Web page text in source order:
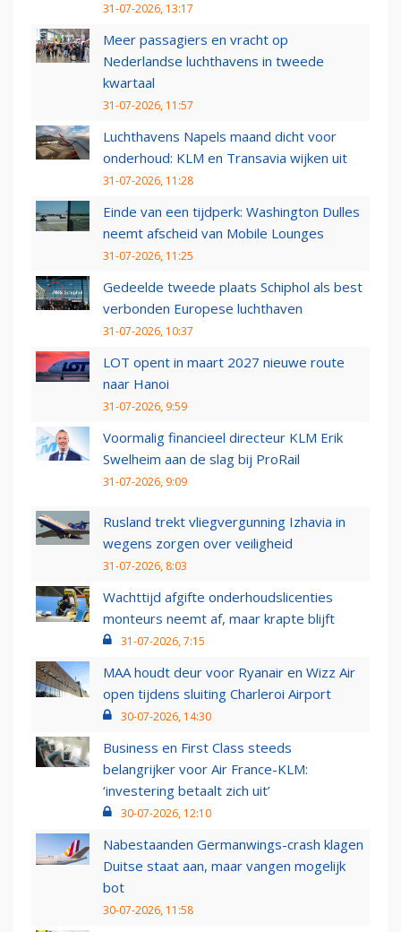
31-07-2026, 13:17
Meer passagiers en vracht op
Nederlandse luchthavens in tweede
kwartaal
31-07-2026, 11:57
Luchthavens Napels maand dicht voor
onderhoud: KLM en Transavia wijken uit
31-07-2026, 11:28
Einde van een tijdperk: Washington Dulles
neemt afscheid van Mobile Lounges
31-07-2026, 11:25
Gedeelde tweede plaats Schiphol als best
verbonden Europese luchthaven
31-07-2026, 10:37
LOT opent in maart 2027 nieuwe route
naar Hanoi
31-07-2026, 9:59
Voormalig financieel directeur KLM Erik
Swelheim aan de slag bij ProRail
31-07-2026, 9:09
Rusland trekt vliegvergunning Izhavia in
wegens zorgen over veiligheid
31-07-2026, 8:03
Wachttijd afgifte onderhoudslicenties
monteurs neemt af, maar krapte blijft
31-07-2026, 7:15
MAA houdt deur voor Ryanair en Wizz Air
open tijdens sluiting Charleroi Airport
30-07-2026, 14:30
Business en First Class steeds
belangrijker voor Air France-KLM:
‘investering betaalt zich uit’
30-07-2026, 12:10
Nabestaanden Germanwings-crash klagen
Duitse staat aan, maar vangen mogelijk
bot
30-07-2026, 11:58